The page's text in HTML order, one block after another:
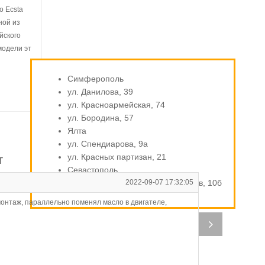
Ecsta
из
эт
2022-09-07 17:32:05
параллельно поменял масло в двигателе,
Симферополь
ул. Данилова, 39
ул. Красноармейская, 74
ул. Бородина, 57
Ялта
ул. Спендиарова, 9а
ул. Красных партизан, 21
Севастополь
ул. Индустриальная / Стахановцев, 10б